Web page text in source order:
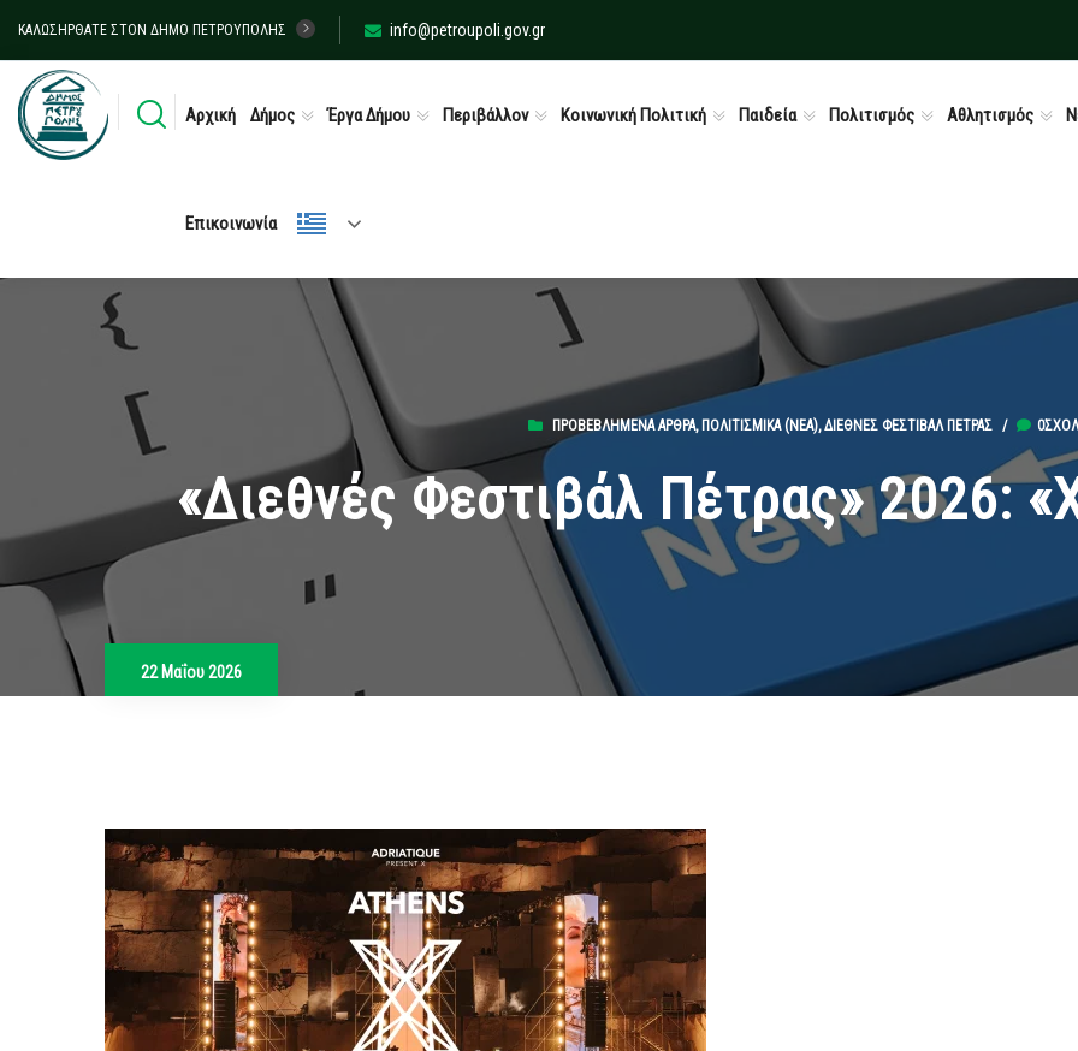
ΚΑΛΩΣΉΡΘΑΤΕ ΣΤΟΝ ΔΉΜΟ ΠΕΤΡΟΎΠΟΛΗΣ info@petroupoli.gov.gr
Αρχική Δήμος Έργα Δήμου Περιβάλλον Κοινωνική Πολιτική Παιδεία Πολιτισμός Αθλητισμός
Επικοινωνία
ΠΡΟΒΕΒΛΗΜΈΝΑ ΆΡΘΡΑ, ΠΟΛΙΤΙΣΜΙΚΆ (ΝΕΑ),ΔΙΕΘΝΈΣ ΦΕΣΤΙΒΆΛ ΠΈΤΡΑΣ/
«Διεθνές Φεστιβάλ Πέτρας» 2026:
22 Μαΐου 2026